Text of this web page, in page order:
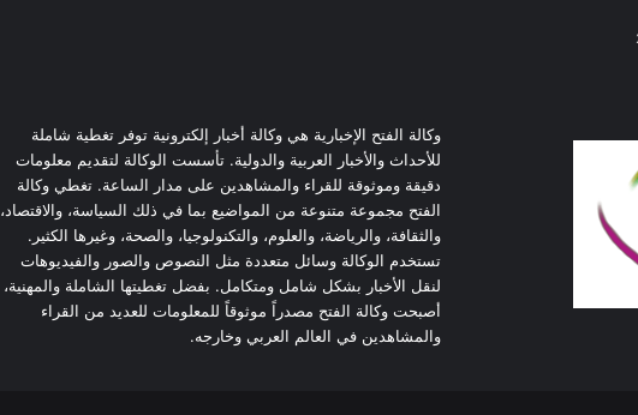
وكالة الفتح الإخبارية هي وكالة أخبار إلكترونية توفر تغطية شاملة
للأحداث والأخبار العربية والدولية. تأسست الوكالة لتقديم معلومات
دقيقة وموثوقة للقراء والمشاهدين على مدار الساعة. تغطي وكالة
الفتح مجموعة متنوعة من المواضيع بما في ذلك السياسة، والاقتصاد،
والثقافة، والرياضة، والعلوم، والتكنولوجيا، والصحة، وغيرها الكثير.
تستخدم الوكالة وسائل متعددة مثل النصوص والصور والفيديوهات
لنقل الأخبار بشكل شامل ومتكامل. بفضل تغطيتها الشاملة والمهنية،
أصبحت وكالة الفتح مصدراً موثوقاً للمعلومات للعديد من القراء
والمشاهدين في العالم العربي وخارجه.